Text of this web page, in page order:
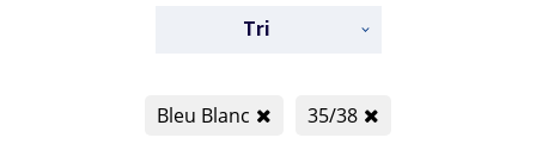
Tri
Bleu Blanc 35/38